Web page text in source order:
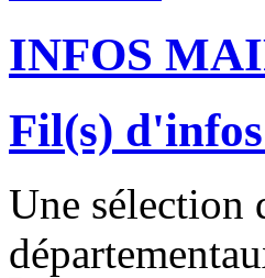
INFOS
Fil(s)
Une sélection